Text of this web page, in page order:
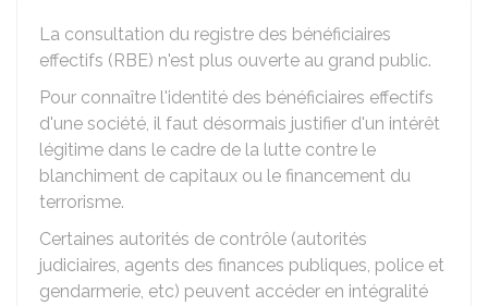
La consultation du registre des bénéficiaires
effectifs (RBE) n'est plus ouverte au grand public.
Pour connaître l'identité des bénéficiaires effectifs
d'une société, il faut désormais justifier d'un intérêt
légitime dans le cadre de la lutte contre le
blanchiment de capitaux ou le financement du
terrorisme.
Certaines autorités de contrôle (autorités
judiciaires, agents des finances publiques, police et
gendarmerie, etc) peuvent accéder en intégralité